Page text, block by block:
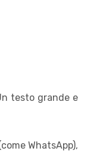
testo grande e
WhatsApp),